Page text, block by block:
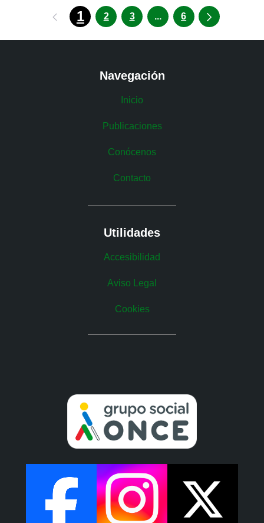
1 2 3 ... Páginas intermedias
6
Navegación
Inicio
Publicaciones
Conócenos
Contacto
Utilidades
Accesibilidad
Aviso Legal
Cookies